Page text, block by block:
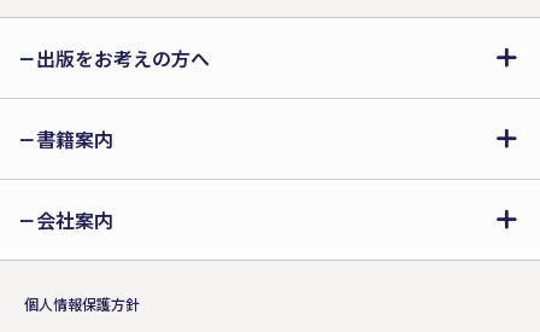
出版をお考えの方へ
書籍案内
会社案内
個人情報保護方針